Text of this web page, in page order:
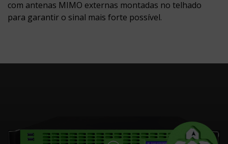
com antenas MIMO externas montadas no telhado
para garantir o sinal mais forte possível.